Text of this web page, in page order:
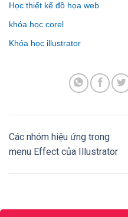
Học thiết kế đồ họa web
khóa học corel
Khóa học illustrator
Các nhóm hiệu ứng trong
menu Effect của Illustrator